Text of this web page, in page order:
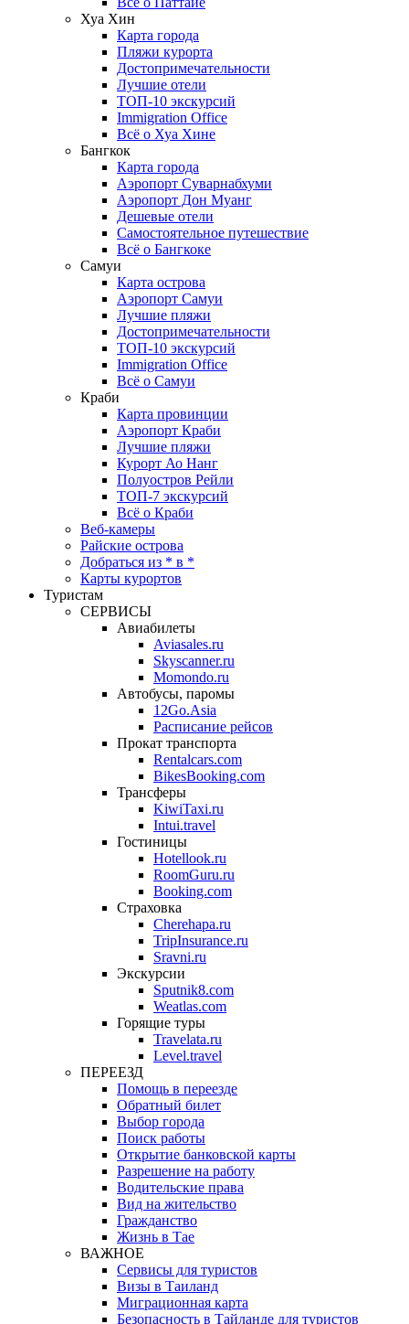
Хуа Хин
Карта города
Пляжи курорта
Достопримечательности
Лучшие отели
ТОП-10 экскурсий
Immigration Office
Всё о Хуа Хине
Бангкок
Карта города
Аэропорт Суварнабхуми
Аэропорт Дон Муанг
Дешевые отели
Самостоятельное путешествие
Всё о Бангкоке
Самуи
Карта острова
Аэропорт Самуи
Лучшие пляжи
Достопримечательности
ТОП-10 экскурсий
Immigration Office
Всё о Самуи
Краби
Карта провинции
Аэропорт Краби
Лучшие пляжи
Курорт Ао Нанг
Полуостров Рейли
ТОП-7 экскурсий
Всё о Краби
Веб-камеры
Райские острова
Добраться из * в *
Карты курортов
Туристам
СЕРВИСЫ
Авиабилеты
Aviasales.ru
Skyscanner.ru
Momondo.ru
Автобусы, паромы
12Go.Asia
Расписание рейсов
Прокат транспорта
Rentalcars.com
BikesBooking.com
Трансферы
KiwiTaxi.ru
Intui.travel
Гостиницы
Hotellook.ru
RoomGuru.ru
Booking.com
Страховка
Cherehapa.ru
TripInsurance.ru
Sravni.ru
Экскурсии
Sputnik8.com
Weatlas.com
Горящие туры
Travelata.ru
Level.travel
ПЕРЕЕЗД
Помощь в переезде
Обратный билет
Выбор города
Поиск работы
Открытие банковской карты
Разрешение на работу
Водительские права
Вид на жительство
Гражданство
Жизнь в Тае
ВАЖНОЕ
Сервисы для туристов
Визы в Таиланд
Миграционная карта
Безопасность в Тайланде для туристов